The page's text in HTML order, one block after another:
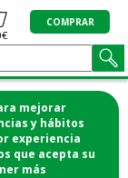
mejorar
y hábitos
experiencia
que acepta su
más
COMPRAR
EN LA